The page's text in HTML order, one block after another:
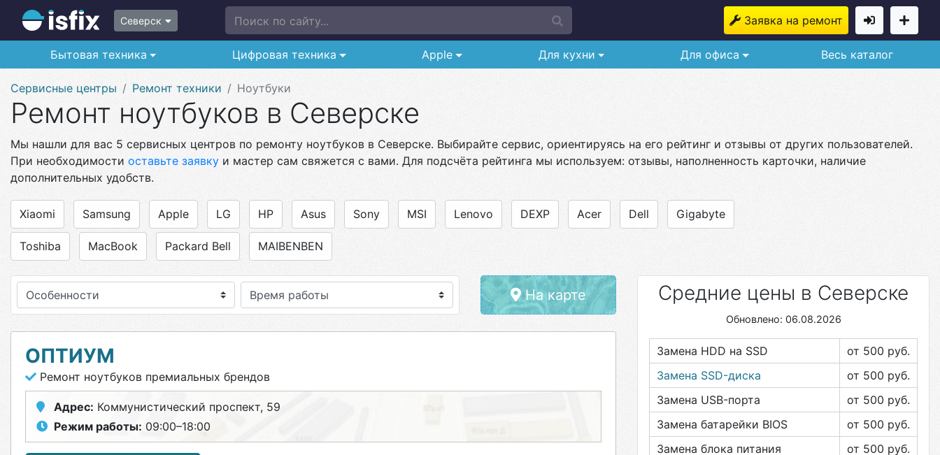
Северск Поиск по сайту... Заявка на ремонт
Бытовая техника Цифровая техника Apple Для кухни Для офиса Весь каталог
Сервисные центры Ремонт техники Ноутбуки
Ремонт ноутбуков в Северске
Мы нашли для вас 5 сервисных центров по ремонту ноутбуков в Северске. Выбирайте сервис, ориентируясь на его рейтинг и отзывы от других пользователей.
При необходимости оставьте заявку и мастер сам свяжется с вами. Для подсчёта рейтинга мы используем: отзывы, наполненность карточки, наличие
дополнительных удобств.
Xiaomi Samsung Apple LG HP Asus Sony MSI Lenovo DEXP Acer Dell Gigabyte
Toshiba MacBook Packard Bell MAIBENBEN
Особенности На карте
ОПТИУМ
Ремонт ноутбуков премиальных брендов
Адрес: Коммунистический проспект, 59
Режим работы: 09:00–18:00
Средние цены в Северске
Обновлено: 06.08.2026
Замена HDD на SSD от 500 руб.
Замена SSD-диска
от 500 руб.
Замена USB-порта
от 500 руб.
Замена батарейки BIOS
от 500 руб.
Замена блока питания
от 500 руб.